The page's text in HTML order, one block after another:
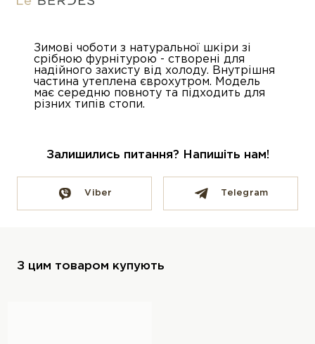
Зимові чоботи з натуральної шкіри зі
срібною фурнітурою - створені для
надійного захисту від холоду. Внутрішня
частина утеплена єврохутром. Модель
має середню повноту та підходить для
різних типів стопи.
Залишились питання? Напишіть нам!
Viber Telegram
З цим товаром купують